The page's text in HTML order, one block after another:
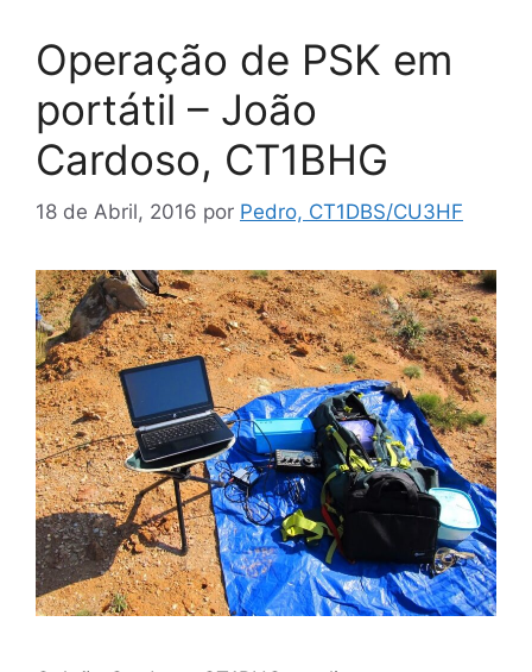
Operação de PSK em
portátil – João
Cardoso, CT1BHG
18 de Abril, 2016 por Pedro, CT1DBS/CU3HF